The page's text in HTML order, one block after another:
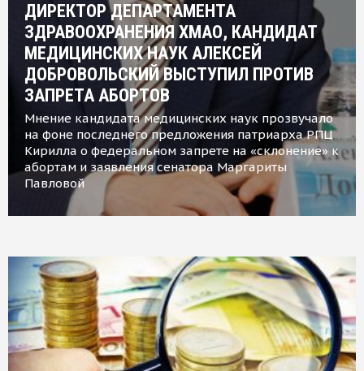
ДИРЕКТОР ДЕПАРТАМЕНТА
ЗДРАВООХРАНЕНИЯ ХМАО, КАНДИДАТ
МЕДИЦИНСКИХ НАУК АЛЕКСЕЙ
ДОБРОВОЛЬСКИЙ ВЫСТУПИЛ ПРОТИВ
ЗАПРЕТА АБОРТОВ
Мнение кандидата медицинских наук прозвучало
на фоне последнего предложения патриарха РПЦ
Кирилла о федеральном запрете на «склонение» к
абортам и заявления сенатора Маргариты
Павловой